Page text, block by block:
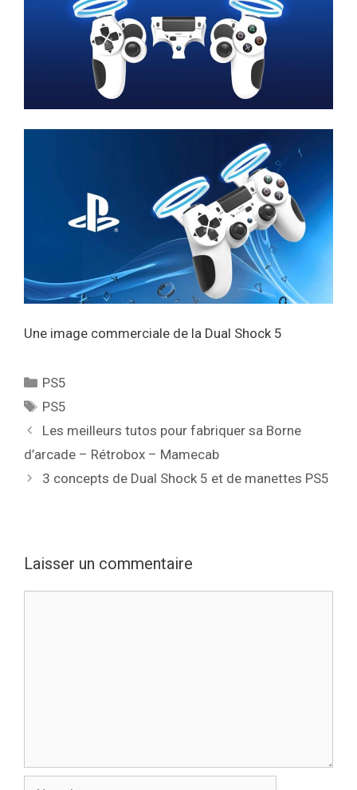
Une image commerciale de la Dual Shock 5
Catégories
PS5
Étiquettes
PS5
Les meilleurs tutos pour fabriquer sa Borne
d’arcade – Rétrobox – Mamecab
3 concepts de Dual Shock 5 et de manettes PS5
Laisser un commentaire